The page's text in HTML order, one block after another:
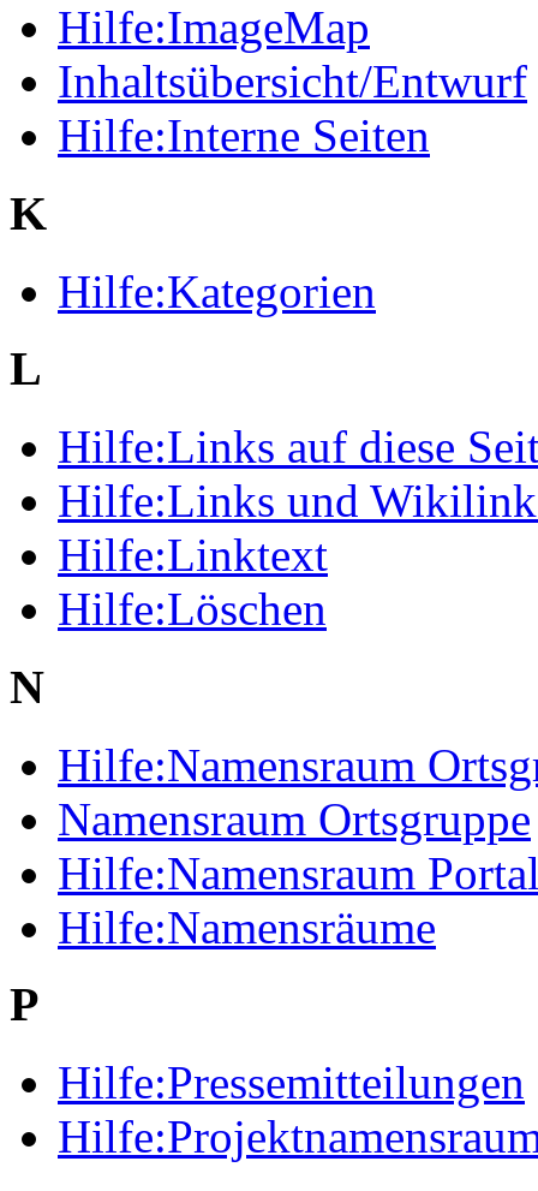
Hilfe:ImageMap
Inhaltsübersicht/Entwurf
Hilfe:Interne Seiten
K
Hilfe:Kategorien
L
Hilfe:Links auf diese
Hilfe:Links und
Hilfe:Linktext
Hilfe:Löschen
N
Hilfe:Namensraum
Namensraum Ortsgruppe
Hilfe:Namensraum
Hilfe:Namensräume
P
Hilfe:Pressemitteilungen